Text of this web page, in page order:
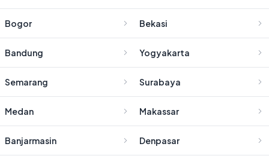
Bogor Bekasi
Bandung Yogyakarta
Semarang Surabaya
Medan Makassar
Banjarmasin Denpasar